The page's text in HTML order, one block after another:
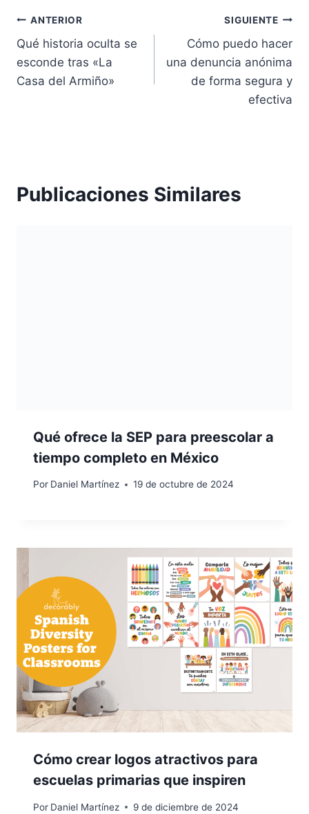
Navegación
de
entradas
ANTERIOR
Qué historia oculta se
esconde tras «La
Casa del Armiño»
SIGUIENTE
Cómo puedo hacer
una denuncia anónima
de forma segura y
efectiva
Publicaciones Similares
Qué ofrece la SEP para preescolar a
tiempo completo en México
Por Daniel Martínez 19 de octubre de 2024
Cómo crear logos atractivos para
escuelas primarias que inspiren
Por Daniel Martínez 9 de diciembre de 2024